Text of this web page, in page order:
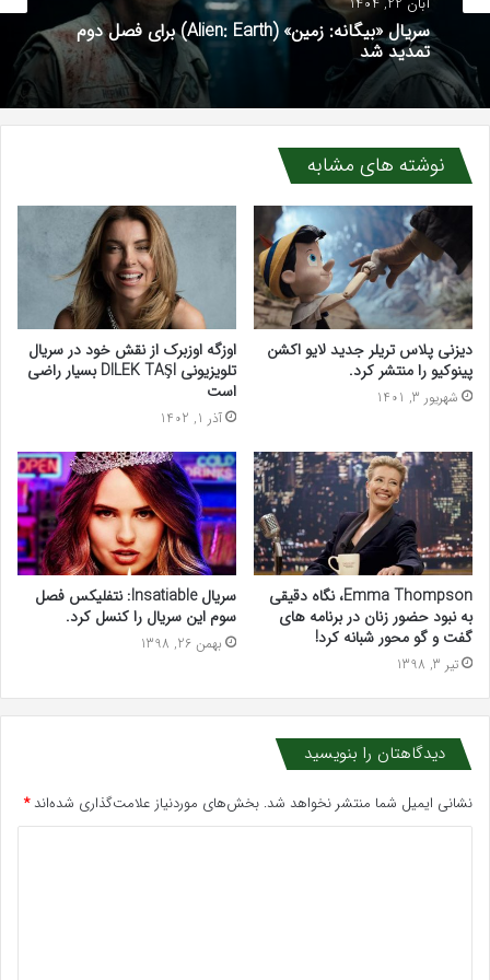
سریال «بیگانه: زمین» (Alien: Earth) برای فصل دوم
تمدید شد
نوشته های مشابه
دیزنی پلاس تریلر جدید لایو اکشن
پینوکیو را منتشر کرد.
شهریور 3, 1401
اوزگه اوزبرک از نقش خود در سریال
تلویزیونی DILEK TAŞI بسیار راضی
است
آذر 1, 1402
Emma Thompson، نگاه دقیقی
به نبود حضور زنان در برنامه های
گفت و گو محور شبانه کرد!
تیر 3, 1398
سریال Insatiable: نتفلیکس فصل
سوم این سریال را کنسل کرد.
بهمن 26, 1398
دیدگاهتان را بنویسید
نشانی ایمیل شما منتشر نخواهد شد. بخش‌های موردنیاز علامت‌گذاری شده‌اند*